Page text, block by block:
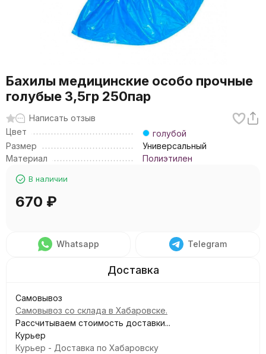
Бахилы медицинские особо прочные
голубые 3,5гр 250пар
Написать отзыв
Цвет
голубой
Размер
Универсальный
Материал
Полиэтилен
В наличии
670 ₽
Whatsapp Telegram
Самовывоз
Самовывоз со склада в Хабаровске.
Рассчитываем стоимость доставки...
Курьер
Курьер - Доставка по Хабаровску